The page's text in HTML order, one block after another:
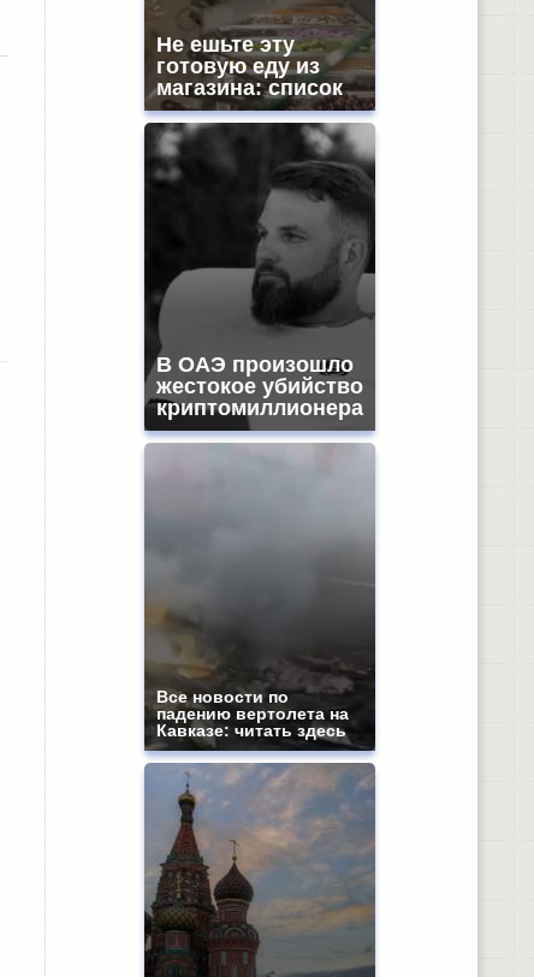
Не ешьте эту
готовую еду из
магазина: список
В ОАЭ произошло
жестокое убийство
криптомиллионера
Все новости по
падению вертолета на
Кавказе: читать здесь